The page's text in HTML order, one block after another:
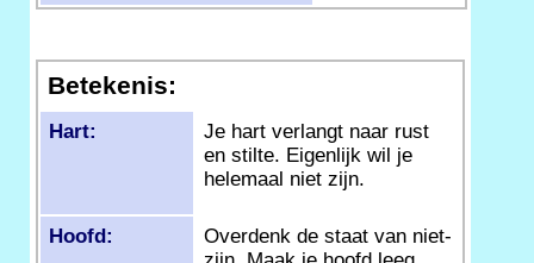
Betekenis:
Hart:
Je hart verlangt naar rust
en stilte. Eigenlijk wil je
helemaal niet zijn.
Hoofd:
Overdenk de staat van niet-